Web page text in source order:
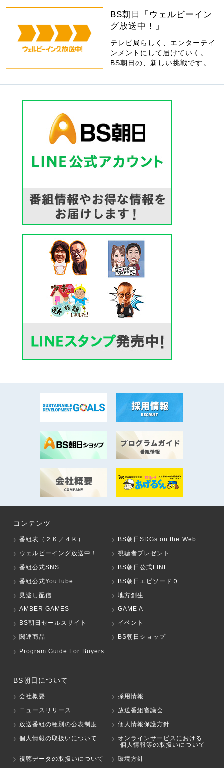
BS朝日「ウェルビーイン
グ放送中！」
テレビ局らしく、エンターテイ
ンメントにして届けていく。
BS朝日の、新しい挑戦です。
コンテンツ
番組表（２Ｋ／４Ｋ）
BS朝日SDGs on the Web
ウェルビーイング放送中！
視聴者プレゼント
番組公式SNS
BS朝日公式LINE
番組公式YouTube
BS朝日エピソード０
見逃し配信
地方創生
AMBER GAMES
GAME A
BS朝日セールスサイト
イベント
関連商品
BS朝日ショップ
Program Guide For Buyers
BS朝日について
会社概要
採用情報
ニュースリリース
放送番組審議会
放送番組の種別の公表制度
個人情報保護方針
個人情報の取扱いについて
オンラインサービスにおける
個人情報等の取扱いについて
視聴データの取扱いについて
環境方針